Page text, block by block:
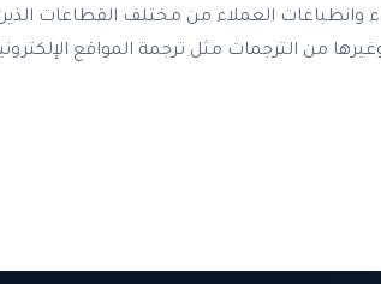
العملاء من مختلف القطاعات الذين
من الترجمات مثل ترجمة المواقع